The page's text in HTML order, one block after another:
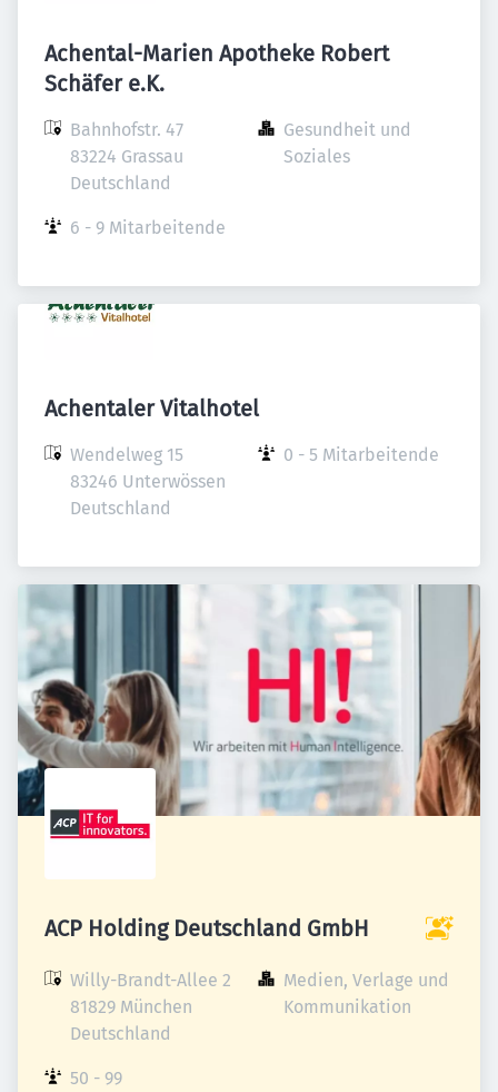
Achental-Marien Apotheke Robert
Schäfer e.K.
Bahnhofstr. 47
83224 Grassau
Deutschland
Gesundheit und
Soziales
6 - 9 Mitarbeitende
Achentaler Vitalhotel
Wendelweg 15
83246 Unterwössen
Deutschland
0 - 5 Mitarbeitende
ACP Holding Deutschland GmbH
Willy-Brandt-Allee 2
81829 München
Deutschland
Medien, Verlage und
Kommunikation
50 - 99